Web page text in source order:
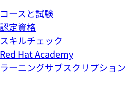
コースと試験
認定資格
スキルチェック
Red Hat Academy
ラーニングサブスクリプション